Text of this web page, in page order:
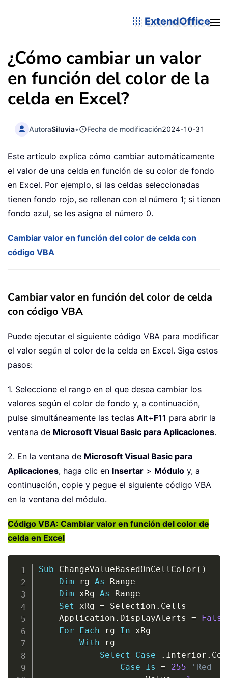
ExtendOffice
¿Cómo cambiar un valor
en función del color de la
celda en Excel?
AutoraSiluvia• Fecha de modificación2024-10-31
Este artículo explica cómo cambiar automáticamente
el valor de una celda en función de su color de fondo
en Excel. Por ejemplo, si las celdas seleccionadas
tienen fondo rojo, se rellenan con el número 1; si tienen
fondo azul, se les asigna el número 0.
Cambiar valor en función del color de celda con
código VBA
Cambiar valor en función del color de celda
con código VBA
Puede ejecutar el siguiente código VBA para modificar
el valor según el color de la celda en Excel. Siga estos
pasos:
1. Seleccione el rango en el que desea cambiar los
valores según el color de fondo y, a continuación,
pulse simultáneamente las teclas Alt+F11 para abrir la
ventana de Microsoft Visual Basic para Aplicaciones.
2. En la ventana de Microsoft Visual Basic para
Aplicaciones, haga clic en Insertar > Módulo y, a
continuación, copie y pegue el siguiente código VBA
en la ventana del módulo.
Código VBA: Cambiar valor en función del color de
celda en Excel
Sub ChangeValueBasedOnCellColor ( )
Dim rg As Range
Dim xRg As Range
Set xRg = Selection . Cells
    Application
. DisplayAlerts =
False
For
Each rg In xRg
With rg
Select
Case . Interior .
Case
Is = 255
'Red
Copy